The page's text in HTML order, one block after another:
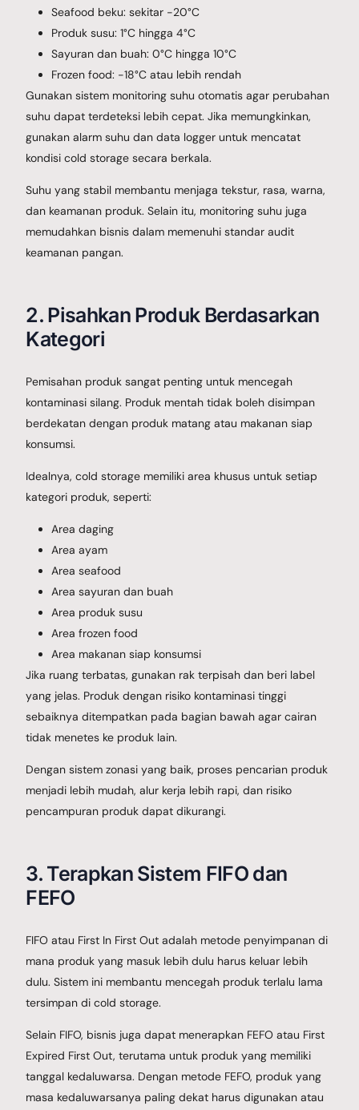
Seafood beku: sekitar -20°C
Produk susu: 1°C hingga 4°C
Sayuran dan buah: 0°C hingga 10°C
Frozen food: -18°C atau lebih rendah
Gunakan sistem monitoring suhu otomatis agar perubahan
suhu dapat terdeteksi lebih cepat. Jika memungkinkan,
gunakan alarm suhu dan data logger untuk mencatat
kondisi cold storage secara berkala.
Suhu yang stabil membantu menjaga tekstur, rasa, warna,
dan keamanan produk. Selain itu, monitoring suhu juga
memudahkan bisnis dalam memenuhi standar audit
keamanan pangan.
2. Pisahkan Produk Berdasarkan
Kategori
Pemisahan produk sangat penting untuk mencegah
kontaminasi silang. Produk mentah tidak boleh disimpan
berdekatan dengan produk matang atau makanan siap
konsumsi.
Idealnya, cold storage memiliki area khusus untuk setiap
kategori produk, seperti:
Area daging
Area ayam
Area seafood
Area sayuran dan buah
Area produk susu
Area frozen food
Area makanan siap konsumsi
Jika ruang terbatas, gunakan rak terpisah dan beri label
yang jelas. Produk dengan risiko kontaminasi tinggi
sebaiknya ditempatkan pada bagian bawah agar cairan
tidak menetes ke produk lain.
Dengan sistem zonasi yang baik, proses pencarian produk
menjadi lebih mudah, alur kerja lebih rapi, dan risiko
pencampuran produk dapat dikurangi.
3. Terapkan Sistem FIFO dan
FEFO
FIFO atau First In First Out adalah metode penyimpanan di
mana produk yang masuk lebih dulu harus keluar lebih
dulu. Sistem ini membantu mencegah produk terlalu lama
tersimpan di cold storage.
Selain FIFO, bisnis juga dapat menerapkan FEFO atau First
Expired First Out, terutama untuk produk yang memiliki
tanggal kedaluwarsa. Dengan metode FEFO, produk yang
masa kedaluwarsanya paling dekat harus digunakan atau